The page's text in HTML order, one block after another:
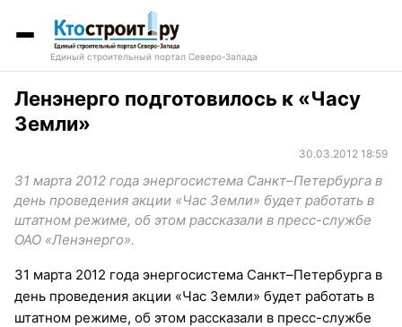
Единый строительный портал Северо-Запада
Ленэнерго подготовилось к «Часу
Земли»
30.03.2012 18:59
31 марта 2012 года энергосистема Санкт–Петербурга в
день проведения акции «Час Земли» будет работать в
штатном режиме, об этом рассказали в пресс-службе
ОАО «Ленэнерго».
31 марта 2012 года энергосистема Санкт–Петербурга в
день проведения акции «Час Земли» будет работать в
штатном режиме, об этом рассказали в пресс-службе